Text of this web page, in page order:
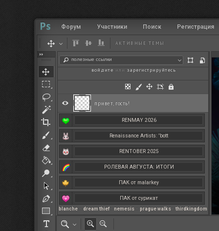
RENMAY 2026
Renaissance Artists: 'bott
RENTOBER 2025
РОЛЕВАЯ АВГУСТА: ИТОГИ
ПАК от malarkey
ПАК от сурикат
РЕНМАЙ
полезные ссылки
blanche – dream thief– nemesis – prague walks– thirdkingdom
Форум Участники Поиск Регистрация
АКТИВНЫЕ ТЕМЫ
привет, гость!
войдите или зарегистрируйтесь